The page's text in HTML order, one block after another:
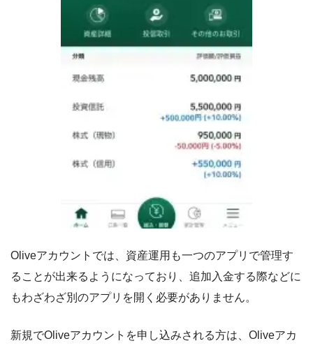
Oliveアカウントでは、資産運用も一つのアプリで管理す
ることが出来るようになっており、追加入金する際などに
もわざわざ別のアプリを開く必要がありません。
新規でOliveアカウントを申し込みされる方は、Oliveアカ